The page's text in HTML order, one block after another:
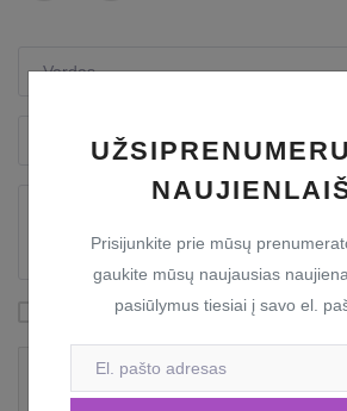
Prisijunkite prie mūsų
gaukite mūsų naujausias
pasiūlymus tiesiai į savo el.
Perskaičiau ir sutinku suEl.